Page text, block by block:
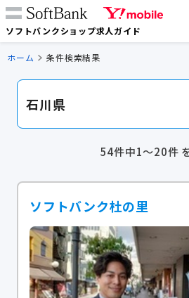
ソフトバンクショップ求人ガイド
ホーム 条件検索結果
石川県
54件中1～20件
ソフトバンク杜の里